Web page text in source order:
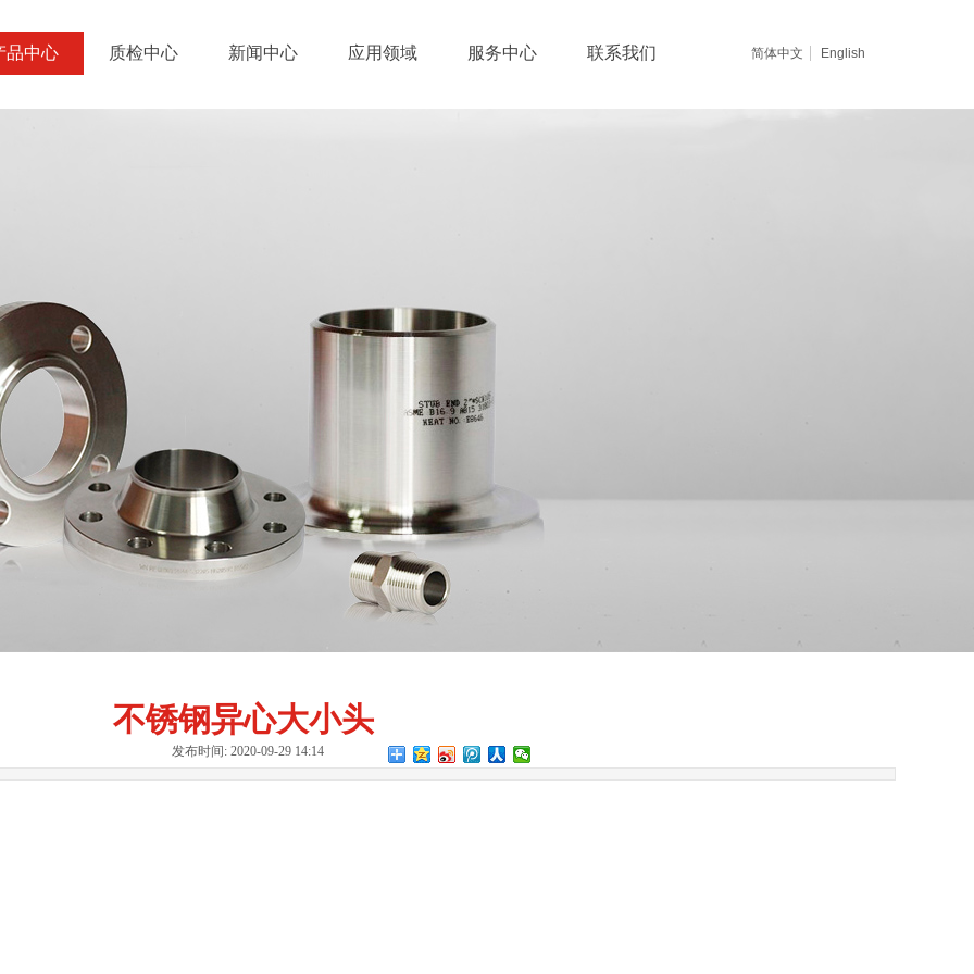
品中心 质检中心 新闻中心 应用领域 服务中心 联系我们 简体中文 English
不锈钢异心大小头
发布时间: 2020-09-29 14:14